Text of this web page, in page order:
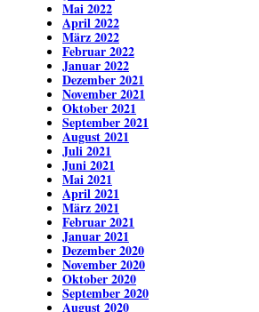
Mai 2022
April 2022
März 2022
Februar 2022
Januar 2022
Dezember 2021
November 2021
Oktober 2021
September 2021
August 2021
Juli 2021
Juni 2021
Mai 2021
April 2021
März 2021
Februar 2021
Januar 2021
Dezember 2020
November 2020
Oktober 2020
September 2020
August 2020